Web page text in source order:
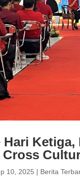
Cross
10, 2025 | Berita